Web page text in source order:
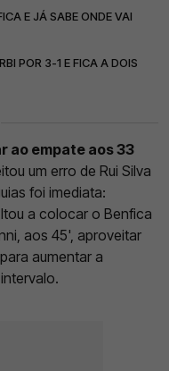
E JÁ SABE ONDE VAI
POR 3-1 E FICA A DOIS
ao empate aos 33
um erro de Rui Silva
foi imediata:
a colocar o Benfica
aos 45', aproveitar
aumentar a